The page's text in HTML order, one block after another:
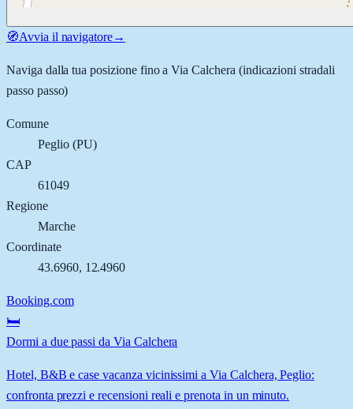
🧭Avvia il navigatore→
Naviga dalla tua posizione fino aVia Calchera (indicazioni stradali
passo passo)
Comune
Peglio(PU)
CAP
61049
Regione
Marche
Coordinate
43.6960, 12.4960
Booking.com
🛏️
Dormi a due passi da Via Calchera
Hotel, B&B e case vacanza vicinissimi a Via Calchera, Peglio:
confronta prezzi e recensioni reali e prenota in un minuto.